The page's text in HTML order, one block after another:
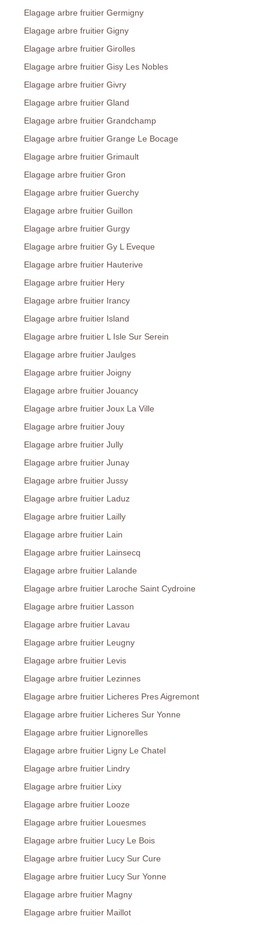
Elagage arbre fruitier Germigny
Elagage arbre fruitier Gigny
Elagage arbre fruitier Girolles
Elagage arbre fruitier Gisy Les Nobles
Elagage arbre fruitier Givry
Elagage arbre fruitier Gland
Elagage arbre fruitier Grandchamp
Elagage arbre fruitier Grange Le Bocage
Elagage arbre fruitier Grimault
Elagage arbre fruitier Gron
Elagage arbre fruitier Guerchy
Elagage arbre fruitier Guillon
Elagage arbre fruitier Gurgy
Elagage arbre fruitier Gy L Eveque
Elagage arbre fruitier Hauterive
Elagage arbre fruitier Hery
Elagage arbre fruitier Irancy
Elagage arbre fruitier Island
Elagage arbre fruitier L Isle Sur Serein
Elagage arbre fruitier Jaulges
Elagage arbre fruitier Joigny
Elagage arbre fruitier Jouancy
Elagage arbre fruitier Joux La Ville
Elagage arbre fruitier Jouy
Elagage arbre fruitier Jully
Elagage arbre fruitier Junay
Elagage arbre fruitier Jussy
Elagage arbre fruitier Laduz
Elagage arbre fruitier Lailly
Elagage arbre fruitier Lain
Elagage arbre fruitier Lainsecq
Elagage arbre fruitier Lalande
Elagage arbre fruitier Laroche Saint Cydroine
Elagage arbre fruitier Lasson
Elagage arbre fruitier Lavau
Elagage arbre fruitier Leugny
Elagage arbre fruitier Levis
Elagage arbre fruitier Lezinnes
Elagage arbre fruitier Licheres Pres Aigremont
Elagage arbre fruitier Licheres Sur Yonne
Elagage arbre fruitier Lignorelles
Elagage arbre fruitier Ligny Le Chatel
Elagage arbre fruitier Lindry
Elagage arbre fruitier Lixy
Elagage arbre fruitier Looze
Elagage arbre fruitier Louesmes
Elagage arbre fruitier Lucy Le Bois
Elagage arbre fruitier Lucy Sur Cure
Elagage arbre fruitier Lucy Sur Yonne
Elagage arbre fruitier Magny
Elagage arbre fruitier Maillot